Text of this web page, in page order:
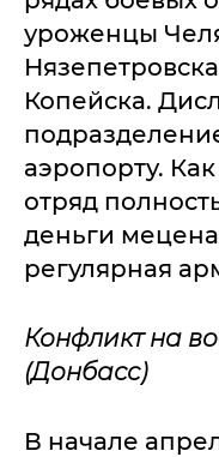
уроженцы
Копейска.
аэропорту.
отряд
деньги
регулярная
Конфликт на
(Донбасс)
В начале